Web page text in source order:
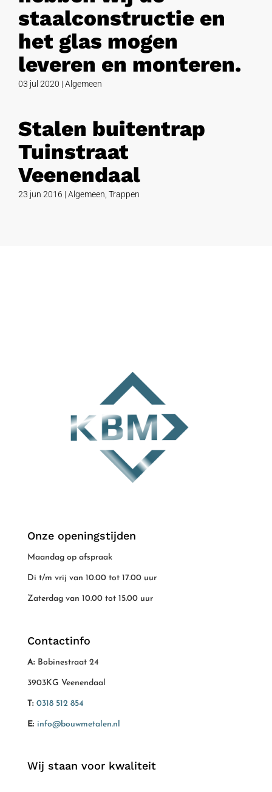
staalconstructie en
het glas mogen
leveren en monteren.
03 jul 2020 | Algemeen
Stalen buitentrap
Tuinstraat
Veenendaal
23 jun 2016 | Algemeen Trappen
Onze openingstijden
Maandag op afspraak
Di t/m vrij van 10.00 tot 17.00 uur
Zaterdag van 10.00 tot 15.00 uur
Contactinfo
A: Bobinestraat 24
3903KG Veenendaal
T: 0318 512 854
E: info@bouwmetalen.nl
Wij staan voor kwaliteit